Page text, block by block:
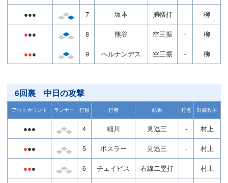
●●● 7 坂本 捕犠打 - 柳
●●● 8 熊谷 空三振 - 柳
●●● 9 ヘルナンデス 空三振 - 柳
6回裏 中日の攻撃
アウトカウント ランナー 打順 打者 結果 打点 対戦投手
●●● 4 細川 見逃三 - 村上
●●● 5 ボスラー 見逃三 - 村上
●●● 6 チェイビス 右線二塁打 - 村上